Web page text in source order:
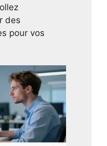
des
pour vos